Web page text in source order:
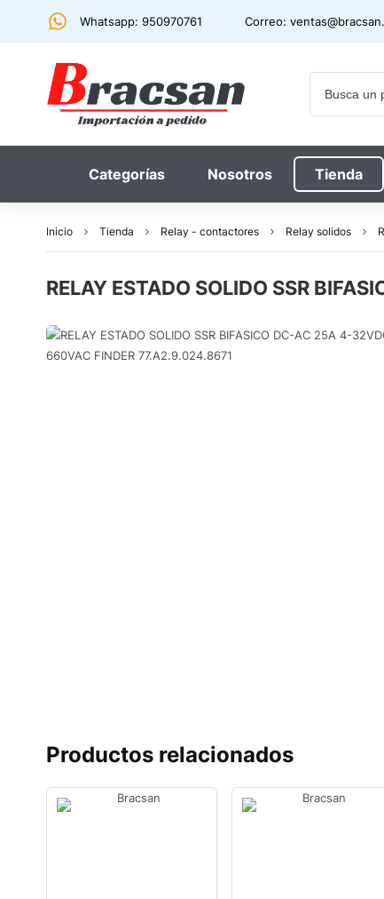
Whatsapp: 950970761 Correo:
Categorías Nosotros Tienda
Inicio Tienda Relay - contactores Relay solidos
RELAY ESTADO SOLIDO SSR
Productos relacionados